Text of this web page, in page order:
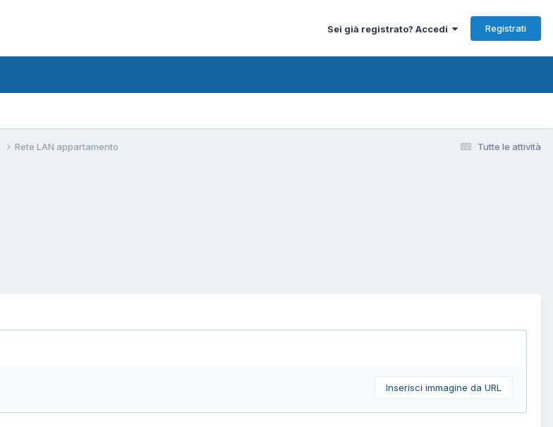
Sei già registrato? Accedi Registrati
Tutte le attività
Rete LAN appartamento
Inserisci immagine da URL